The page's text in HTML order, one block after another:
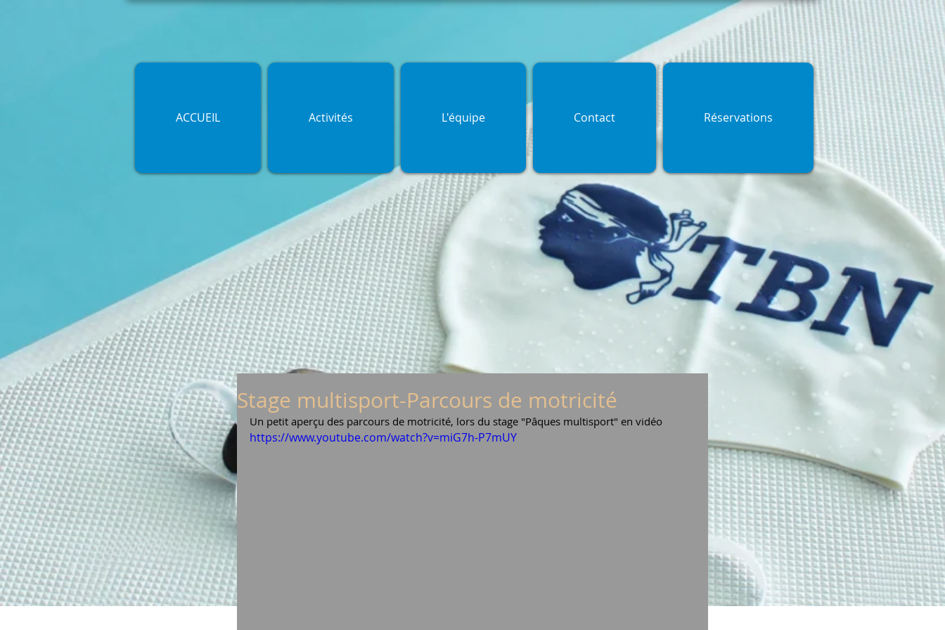
ACCUEIL Activités L'équipe Contact Réservations
Stage multisport-Parcours de motricité
Un petit aperçu des parcours de motricité, lors du stage "Pâques multisport" en vidéo
https://www.youtube.com/watch?v=miG7h-P7mUY